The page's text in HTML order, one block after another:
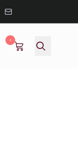
٠